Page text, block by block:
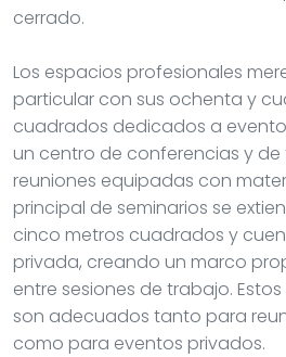
cerrado.
Los espacios profesionales
particular con sus ochenta y
cuadrados dedicados a
un centro de conferencias y de
reuniones equipadas con
principal de seminarios se
cinco metros cuadrados y
privada, creando un marco
entre sesiones de trabajo.
son adecuados tanto para
como para eventos privados.